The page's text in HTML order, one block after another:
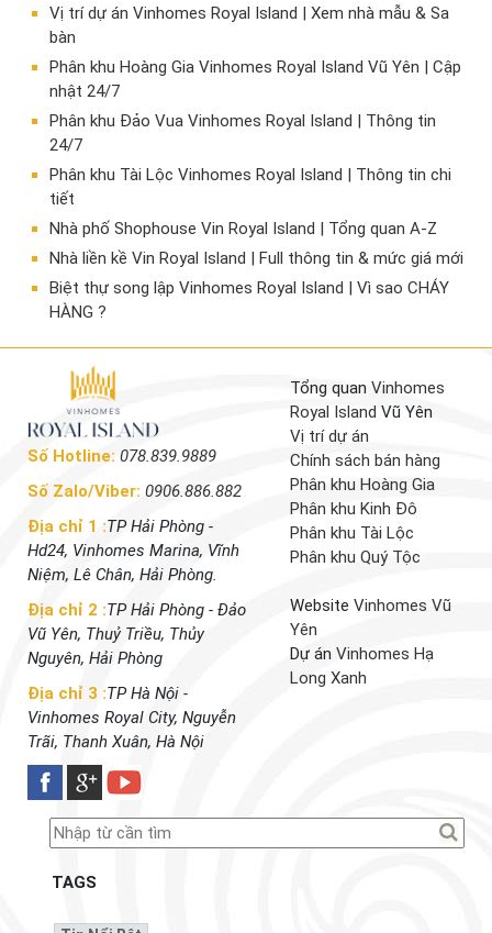
Vị trí dự án Vinhomes Royal Island | Xem nhà mẫu & Sa
bàn
Phân khu Hoàng Gia Vinhomes Royal Island Vũ Yên | Cập
nhật 24/7
Phân khu Đảo Vua Vinhomes Royal Island | Thông tin
24/7
Phân khu Tài Lộc Vinhomes Royal Island | Thông tin chi
tiết
Nhà phố Shophouse Vin Royal Island | Tổng quan A-Z
Nhà liền kề Vin Royal Island | Full thông tin & mức giá mới
​Biệt thự song lập Vinhomes Royal Island | Vì sao CHÁY
HÀNG ?
Số Hotline: 078.839.9889
Số Zalo/Viber: 0906.886.882
Địa chỉ 1 :TP Hải Phòng -
Hd24, Vinhomes Marina, Vĩnh
Niệm, Lê Chân, Hải Phòng.
Địa chỉ 2 :TP Hải Phòng - Đảo
Vũ Yên, Thuỷ Triều, Thủy
Nguyên, Hải Phòng
Địa chỉ 3 :TP Hà Nội -
Vinhomes Royal City, Nguyễn
Trãi, Thanh Xuân, Hà Nội
Tổng quan Vinhomes
Royal Island Vũ Yên
Vị trí dự án
Chính sách bán hàng
Phân khu Hoàng Gia
Phân khu Kinh Đô
Phân khu Tài Lộc
Phân khu Quý Tộc
Website Vinhomes Vũ
Yên
Dự án Vinhomes Hạ
Long Xanh
TAGS